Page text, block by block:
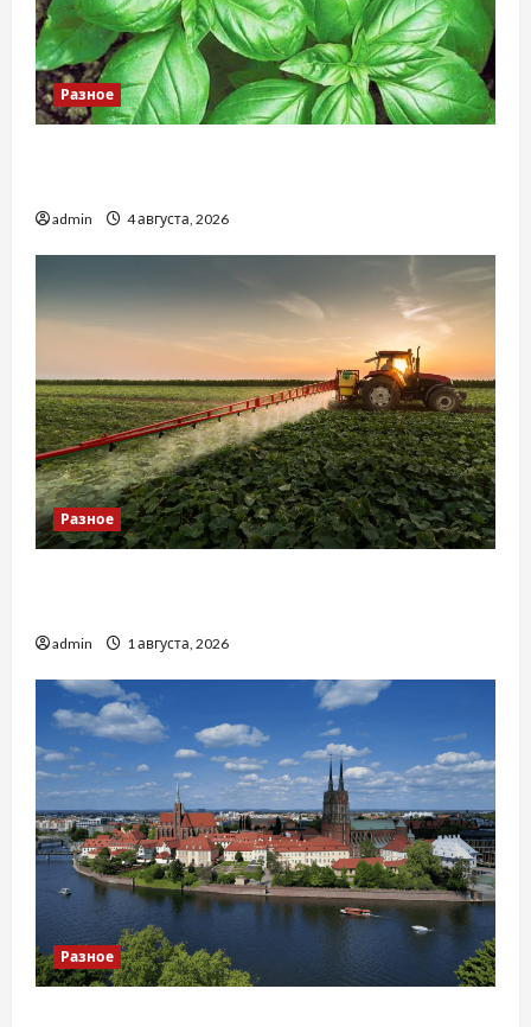
Разное
admin 4 августа, 2026
Разное
admin 1 августа, 2026
Разное